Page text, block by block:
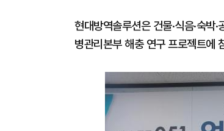
현대방역솔루션은 건물·식음·숙박
병관리본부 해충 연구 프로젝트에